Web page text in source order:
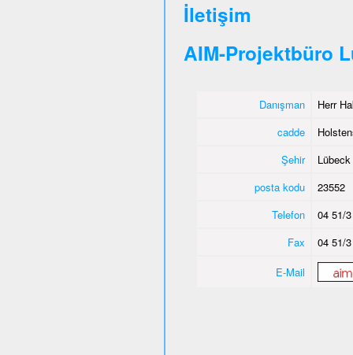
İletişim
AIM-Projektbüro
Danışman
Herr
cadde
Şehir
Lübeck
posta kodu
23552
Telefon
04 51/
Fax
04 51/
E-Mail